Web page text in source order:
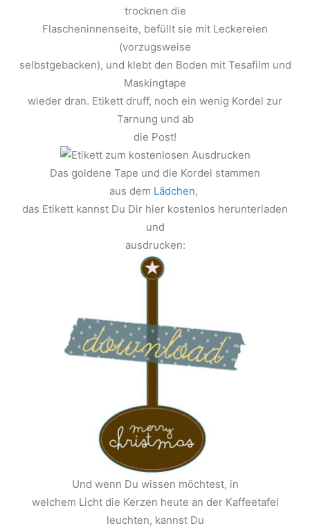
trocknen die
Flascheninnenseite, befüllt sie mit Leckereien
(vorzugsweise
selbstgebacken), und klebt den Boden mit Tesafilm und
Maskingtape
wieder dran. Etikett druff, noch ein wenig Kordel zur
Tarnung und ab
die Post!
Das goldene Tape und die Kordel stammen
aus dem Lädchen,
das Etikett kannst Du Dir hier kostenlos herunterladen
und
ausdrucken:
Und wenn Du wissen möchtest, in
welchem Licht die Kerzen heute an der Kaffeetafel
leuchten, kannst Du